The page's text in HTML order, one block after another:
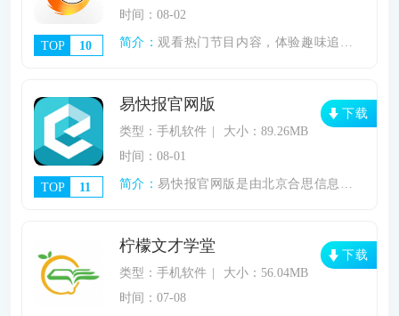
TOP 10
时间：08-02
简介： 观看热门节目内容，体验趣味追剧过程。《小
TOP 11
易快报官网版
类型：手机软件
大小：89.26MB
时间：08-01
简介：易快报官网版是由北京合思信息技术有限公司
下载
柠檬文才学堂
类型：手机软件
大小：56.04MB
时间：07-08
下载